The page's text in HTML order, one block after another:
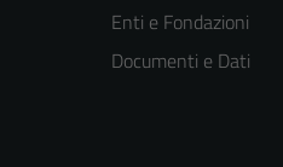
Enti e Fondazioni
Documenti e Dati